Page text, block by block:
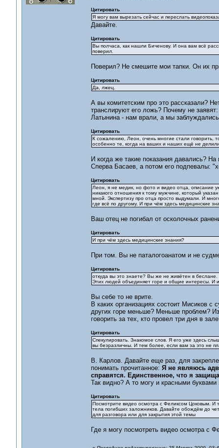
Цитировать
Я могу вам вырезать сейчас и переслать
Давайте.
Цитировать
Вы полчаса, как нашли Биченову. И она вам всё
поверил.
Поверил? Не смешите мои тапки. Он их
Цитировать
Да, лжец.
А вы комитетским про это рассказали?
транслируют его ложь? Почему не
Латынина - нам врали, а мы
Цитировать
К сожалению, Леон, очень многие стали говорить,
особенно те, когда на ваших и наших ещё не
И когда же такие показания давались?
Сперва Басаев, а потом его подпевалы:
Цитировать
Леон, я не медик, но фото и видео отца, описание
никакого отношения к тому мужчине, который
мной. Экспертизу про отца просто выдумали. И
где всё по другому. И при чём здесь медицинские
Ваш отец не погибал от осколочных
Цитировать
И при чём здесь медицинские знания?
При том. Вы не паталогоанатом и не
Цитировать
откуда вы это знаете? Вы же не живётен в
Этих людей объединяет горе и общие интересы. И
Вы себе то не врите.
В каких организациях состоит Мисиков с
других горе меньше? Меньше проблем?
говорить за тех, кто провел три дня в
Цитировать
Спекулировать. Знакомое слов. Я его уже здесь
вы безразличны. И тем более, если вам за это не
В. Карлов. Давайте еще раз, для
понимать прочитанное: Я не являюсь
справятся. Единственное, что я
Так видно? А то могу и красными буквами
Цитировать
Посмотрите видео осмотра с Феликсом Цоковым. И
тела погибших заложников. Давайте обождём до
для разговора или для закрытия этой темы
Где я могу посмотреть видео осмотра с